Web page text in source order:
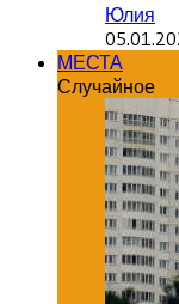
Юлия
МЕСТА
Случайное